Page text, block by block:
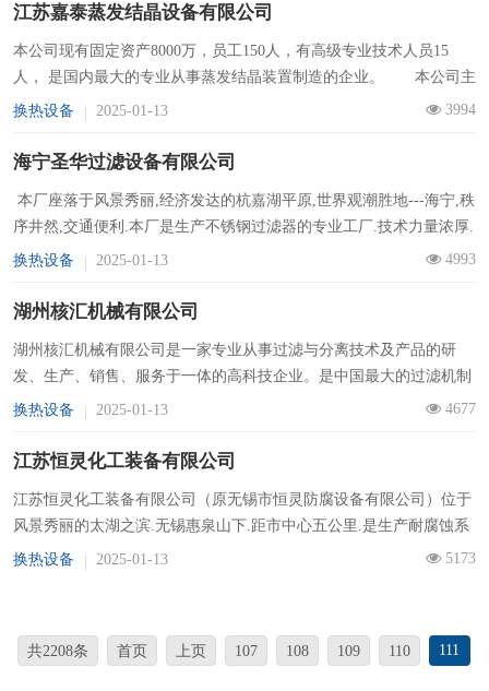
本
视
频
技
行
业
标
准
江苏嘉泰蒸发结晶设备有限公司
本公司现有固定资产8000万，员工150人，有高级专业技术人员15
人， 是国内最大的专业从事蒸发结晶装置制造的企业。 本公司主
要从事蒸发...
换热设备 2025-01-13 3994
海宁圣华过滤设备有限公司
本厂座落于风景秀丽,经济发达的杭嘉湖平原,世界观潮胜地---海宁,秩
序井然,交通便利.本厂是生产不锈钢过滤器的专业工厂.技术力量浓厚.
主要产品有:板框多层过滤器.微孔滤膜多层.单层过滤器....
换热设备 2025-01-13 4993
湖州核汇机械有限公司
湖州核汇机械有限公司是一家专业从事过滤与分离技术及产品的研
发、生产、销售、服务于一体的高科技企业。是中国最大的过滤机制
造企业之一。公司从成立以来一直致力于高端分离机械的研究和开
换热设备 2025-01-13 4677
江苏恒灵化工装备有限公司
江苏恒灵化工装备有限公司（原无锡市恒灵防腐设备有限公司）位于
风景秀丽的太湖之滨.无锡惠泉山下.距市中心五公里.是生产耐腐蚀系
列设备的专业企业.公司拥有先进的生产设备和获得美国爱因斯坦发明
换热设备 2025-01-13 5173
共2208条 首页 上页 107 108 109 110 111